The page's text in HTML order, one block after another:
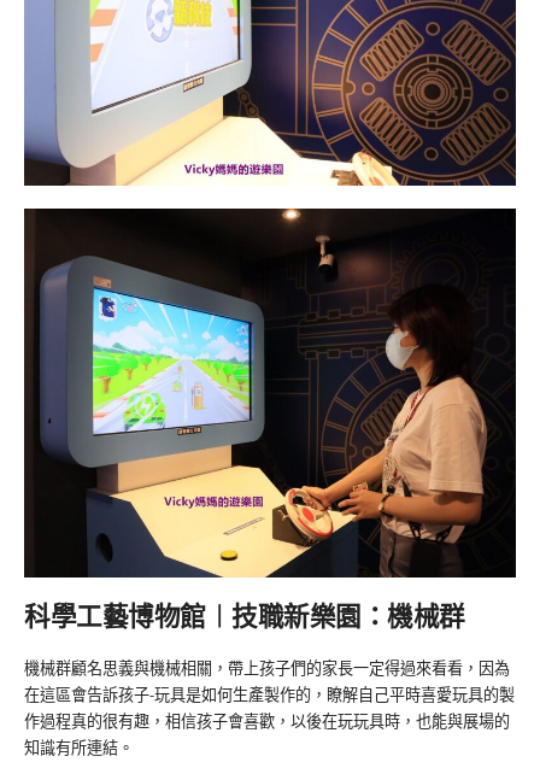
科學工藝博物館︱技職新樂園：機械群
機械群顧名思義與機械相關，帶上孩子們的家長一定得過來看看，因為
在這區會告訴孩子-玩具是如何生產製作的，瞭解自己平時喜愛玩具的製
作過程真的很有趣，相信孩子會喜歡，以後在玩玩具時，也能與展場的
知識有所連結。